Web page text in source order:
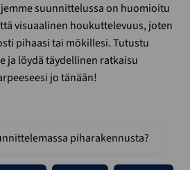
suunnittelussa on huomioitu
visuaalinen houkuttelevuus, joten
pihaasi tai mökillesi. Tutustu
ja löydä täydellinen ratkaisu
jo tänään!
piharakennusta?